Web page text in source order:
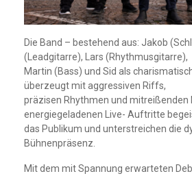
Die Band – bestehend aus: Jakob
(Leadgitarre), Lars (Rhythmusgitarre),
Martin (Bass) und Sid als
überzeugt mit aggressiven Riffs,
präzisen Rhythmen und mitreißenden
energiegeladenen Live- Auftritte
das Publikum und unterstreichen die
Bühnenpräsenz.
Mit dem mit Spannung erwarteten